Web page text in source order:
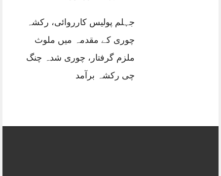
جہلم پولیس کارروائی، رکشہ
چوری کے مقدمہ میں ملوث
ملزم گرفتار، چوری شدہ چنگ
چی رکشہ برآمد